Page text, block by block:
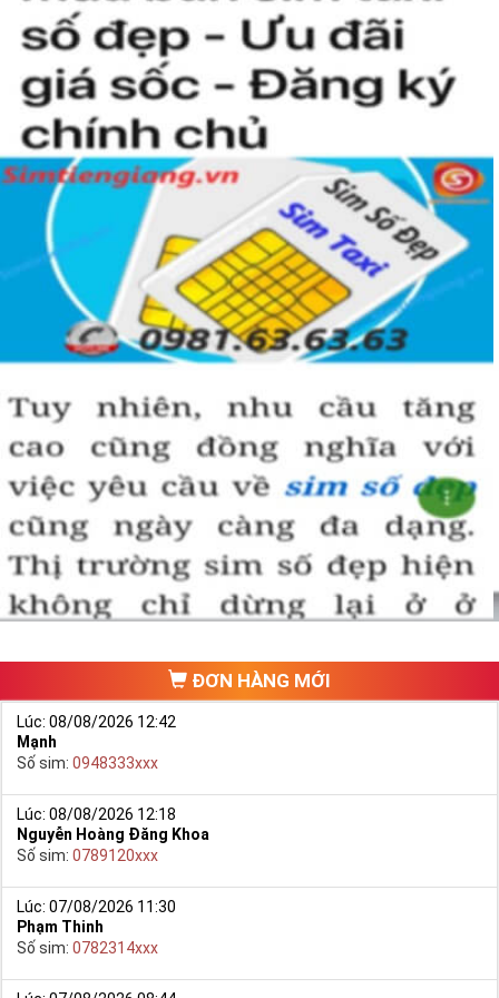
người khác cũng sẽ biết được vị trí của bạn trong xã hội là như thế
nào rồi?
Hướng dẫn mua Sim Tứ Quý 2 tại
Simtiengiang.vn.
Sim Tiền Giang là đơn vị cung cấp
Tứ Quý, sim giá rẻ uy
tín chất lượng.
Chọn mua sim số đẹp thường mất nhiều thời gian ở khoản lựa số,
một số phải vừa đẹp, vừa tốt về phong thủy thì mới là sim hoàn
hảo. Vậy phải làm sao?
- Cách nhanh nhất để chọn mua được Sim Tứ Quý 2 là bạn vào
trang chủ của Sim Tiền Giang, chọn mục “
Sim giảm giá
“ ở ngay đầu
trang chủ. Đây là danh sách sim được đại lý giảm giá vì một số lý
Ngoài ra quý khách chưa ưng ý về Sim Tứ Quý 2 có cũng thể tham
khảo thêm Sim Vinaphone,Sim Gmobile, Sim Tứ Quý Giữa
ĐƠN HÀNG MỚI
Lúc: 08/08/2026 12:42
Mạnh
Số sim: 0948333xxx
Lúc: 08/08/2026 12:18
Nguyễn Hoàng Đăng Khoa
Số sim: 0789120xxx
Lúc: 07/08/2026 11:30
Phạm Thinh
Số sim: 0782314xxx